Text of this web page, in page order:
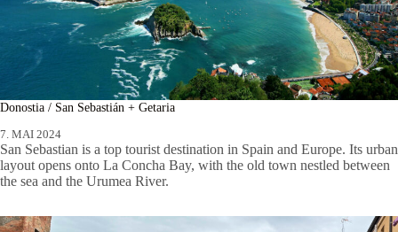
Donostia / San Sebastián + Getaria
7. MAI 2024
San Sebastian is a top tourist destination in Spain and Europe. Its urban
layout opens onto La Concha Bay, with the old town nestled between
the sea and the Urumea River.